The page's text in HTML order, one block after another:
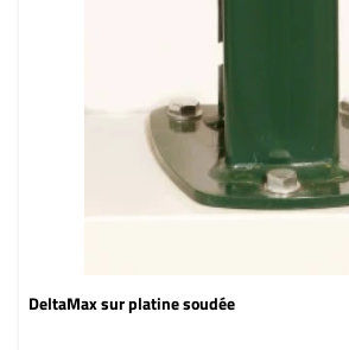
DeltaMax sur platine soudée